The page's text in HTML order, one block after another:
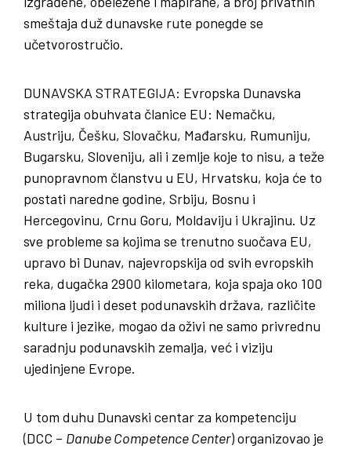
smeštaja duž dunavske rute ponegde se
učetvorostručio.
DUNAVSKA STRATEGIJA: Evropska Dunavska
strategija obuhvata članice EU: Nemačku,
Austriju, Češku, Slovačku, Mađarsku, Rumuniju,
Bugarsku, Sloveniju, ali i zemlje koje to nisu, a teže
punopravnom članstvu u EU, Hrvatsku, koja će to
postati naredne godine, Srbiju, Bosnu i
Hercegovinu, Crnu Goru, Moldaviju i Ukrajinu. Uz
sve probleme sa kojima se trenutno suočava EU,
upravo bi Dunav, najevropskija od svih evropskih
reka, dugačka 2900 kilometara, koja spaja oko 100
miliona ljudi i deset podunavskih država, različite
kulture i jezike, mogao da oživi ne samo privrednu
saradnju podunavskih zemalja, već i viziju
ujedinjene Evrope.
U tom duhu Dunavski centar za kompetenciju
(DCC – Danube Competence Center) organizovao je